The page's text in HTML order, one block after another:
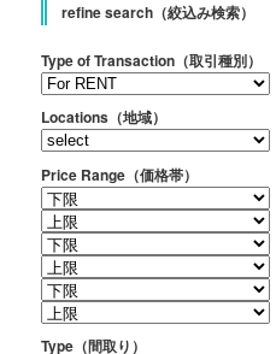
refine search（絞込み検索）
Type of Transaction（取引種別）
Locations（地域）
Price Range（価格帯）
Type（間取り）